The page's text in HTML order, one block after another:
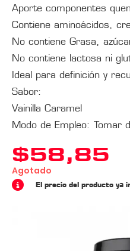
Aporte componentes
Contiene aminoácidos,
No contiene Grasa,
No contiene lactosa ni
Ideal para definición y
Sabor:
Vainilla Caramel
Modo de Empleo: Tomar
$58,85
Agotado
El precio del producto ya